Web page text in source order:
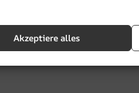
Akzeptiere alles